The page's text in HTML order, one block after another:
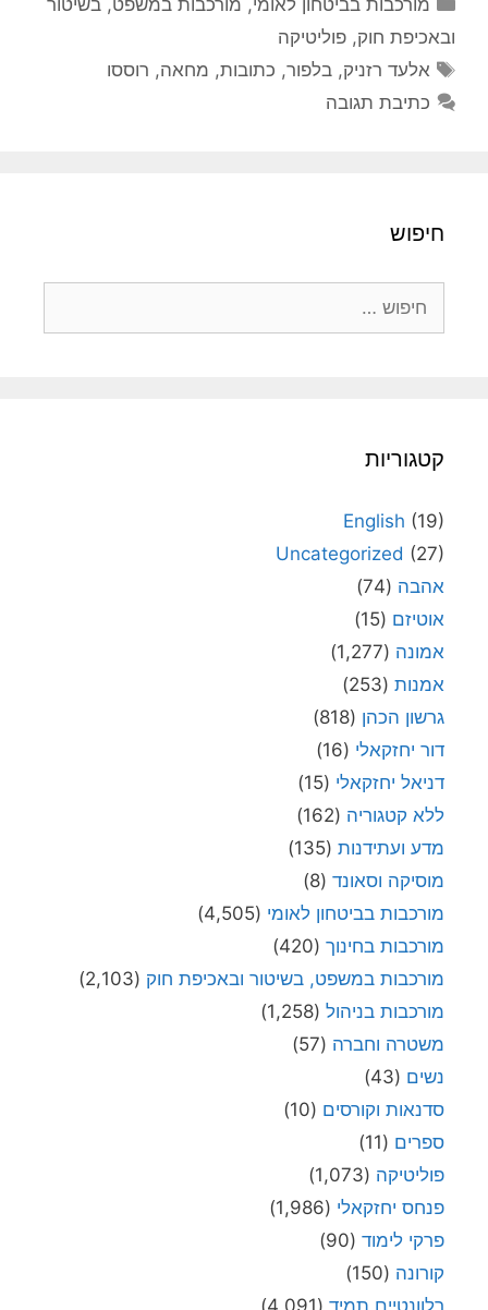
ובאכיפת חוק, פוליטיקה
תגיות
אלעד רזניק,בלפור, כתובות, מחאה, רוססו
כתיבת תגובה
חיפוש
קטגוריות
English (19)
Uncategorized (27)
אהבה (74)
אוטיזם (15)
אמונה (1,277)
אמנות (253)
גרשון הכהן (818)
דור יחזקאלי (16)
דניאל יחזקאלי (15)
ללא קטגוריה (162)
מדע ועתידנות (135)
מוסיקה וסאונד (8)
מורכבות בביטחון לאומי (4,505)
מורכבות בחינוך (420)
מורכבות במשפט, בשיטור ובאכיפת חוק (2,103)
מורכבות בניהול (1,258)
משטרה וחברה (57)
נשים (43)
סדנאות וקורסים (10)
ספרים (11)
פוליטיקה (1,073)
פנחס יחזקאלי (1,986)
פרקי לימוד (90)
קורונה (150)
רלוונטיים תמיד (4,091)